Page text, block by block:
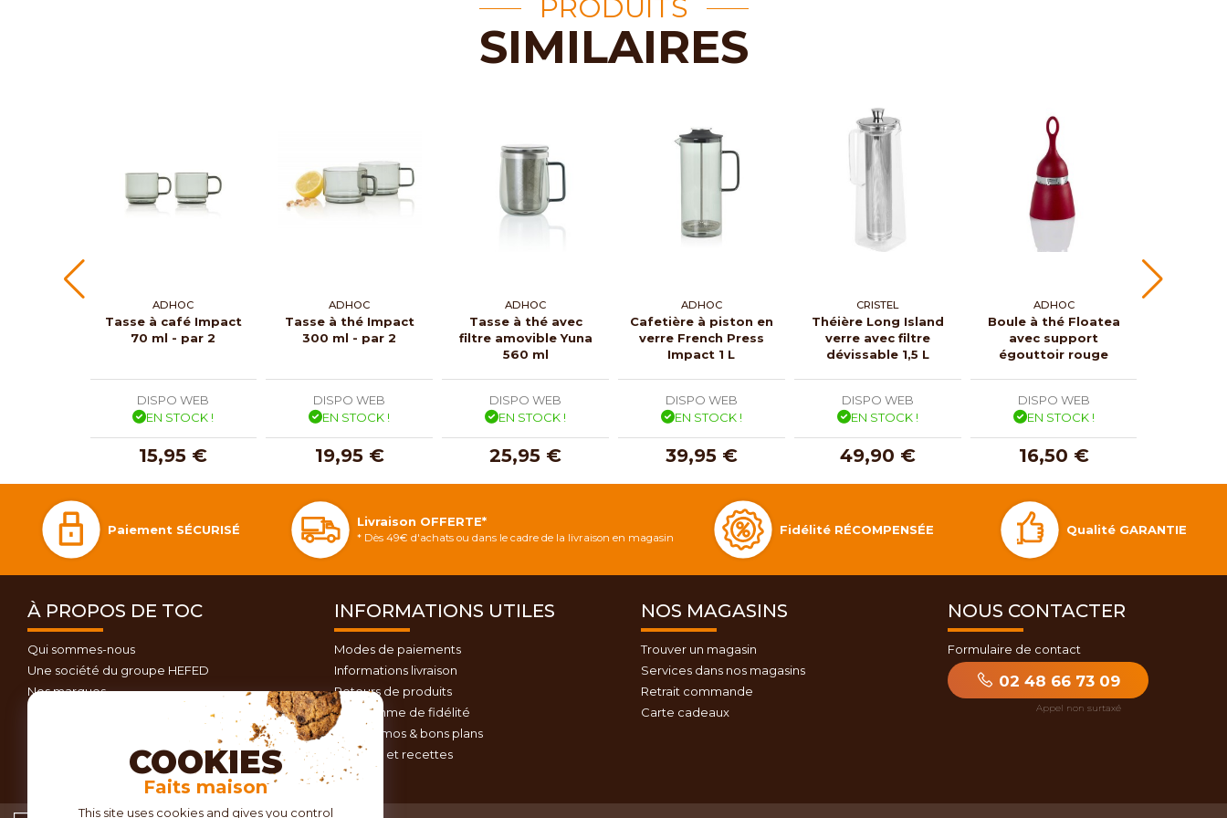
PRODUITS
SIMILAIRES
ADHOC
Tasse à café Impact
70 ml - par 2
DISPO WEB
EN STOCK !
15,95 €
ADHOC
Tasse à thé Impact
300 ml - par 2
DISPO WEB
EN STOCK !
19,95 €
ADHOC
Tasse à thé avec
filtre amovible Yuna
560 ml
DISPO WEB
EN STOCK !
25,95 €
ADHOC
Cafetière à piston en
verre French Press
Impact 1 L
DISPO WEB
EN STOCK !
39,95 €
CRISTEL
Théière Long Island
verre avec filtre
dévissable 1,5 L
DISPO WEB
EN STOCK !
49,90 €
ADHOC
Boule à thé Floatea
avec support
égouttoir rouge
DISPO WEB
EN STOCK !
16,50 €
Paiement SÉCURISÉ
Livraison OFFERTE*
* Dès 49€ d'achats ou dans le cadre de la livraison en magasin
Fidélité RÉCOMPENSÉE Qualité GARANTIE
À PROPOS DE TOC
Qui sommes-nous
Une société du groupe HEFED
Nos marques
INFORMATIONS UTILES
Modes de paiements
Informations livraison
Retours de produits
Programme de fidélité
Nos promos & bons plans
Conseils et recettes
NOS MAGASINS
Trouver un magasin
Services dans nos magasins
Retrait commande
Carte cadeaux
NOUS CONTACTER
Formulaire de contact
02 48 66 73 09
COOKIES
Faits maison
This site uses cookies and gives you control